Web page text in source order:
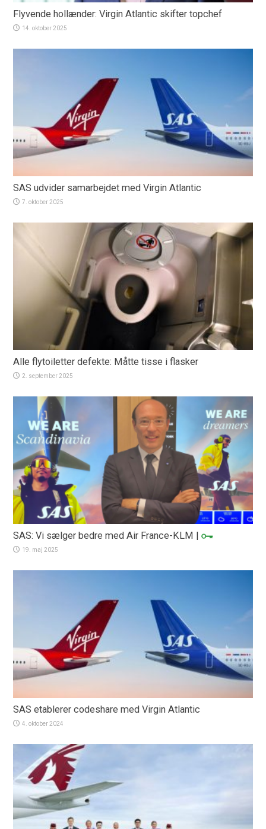
Flyvende hollænder: Virgin Atlantic skifter topchef
14. oktober 2025
SAS udvider samarbejdet med Virgin Atlantic
7. oktober 2025
Alle flytoiletter defekte: Måtte tisse i flasker
2. september 2025
SAS: Vi sælger bedre med Air France-KLM |
19. maj 2025
SAS etablerer codeshare med Virgin Atlantic
4. oktober 2024